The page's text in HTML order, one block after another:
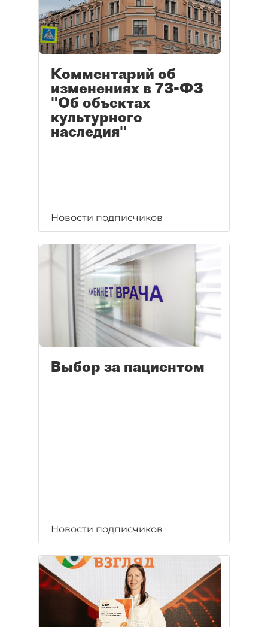
Комментарий об
изменениях в 73-ФЗ
"Об объектах
культурного
наследия"
Новости подписчиков
Выбор за пациентом
Новости подписчиков